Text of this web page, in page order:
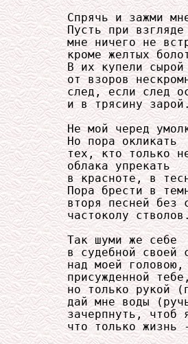
Спрячь и зажми
Пусть при взгляде
мне ничего не
кроме желтых
     В их купели сырой
от взоров
след, если след
и в трясину
Не мой черед
     Но пора окликать
тех, кто только
     облака упрекать
в красноте, в
Пора брести в
вторя песней без
частоколу
     Так шуми же себе
в судебной своей
     над моей головою,
присужденной
но только рукой
дай мне воды
зачерпнуть, чтоб
что только жизнь